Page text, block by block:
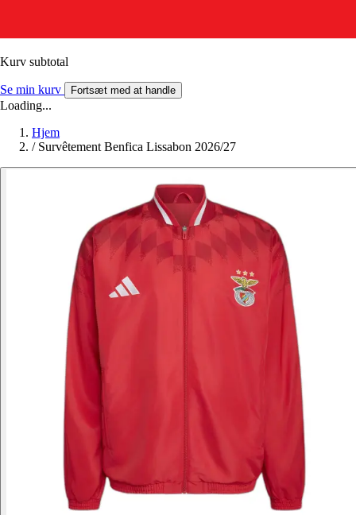
Kurv subtotal
Se min kurv Fortsæt med at handle
Loading...
Hjem
/ Survêtement Benfica Lissabon 2026/27